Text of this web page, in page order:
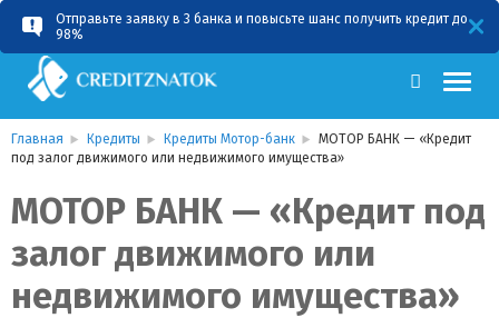
Отправьте заявку в 3 банка и повысьте шанс получить кредит до
98%
RU UA
Главная Кредиты Кредиты Мотор-банк
МОТОР БАНК — «Кредит
под залог движимого или недвижимого имущества»
МОТОР БАНК — «Кредит под
залог движимого или
недвижимого имущества»